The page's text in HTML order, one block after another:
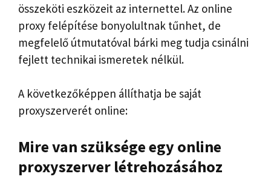
összeköti eszközeit az internettel. Az online
proxy felépítése bonyolultnak tűnhet, de
megfelelő útmutatóval bárki meg tudja csinálni
fejlett technikai ismeretek nélkül.
A következőképpen állíthatja be saját
proxyszerverét online:
Mire van szüksége egy online
proxyszerver létrehozásához